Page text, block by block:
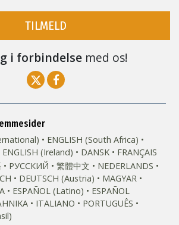
TILMELD
i forbindelsemed os!
ENGLISH (South Africa)
ENGLISH (Ireland) DANSK FRANÇAIS
РУССКИЙ 繁體中文
NEDERLANDS
DEUTSCH (Austria)
MAGYAR
ESPAÑOL (Latino)
ESPAÑOL
ITALIANO
PORTUGUÊS